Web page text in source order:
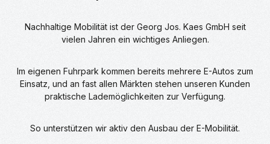
Nachhaltige Mobilität ist der Georg Jos. Kaes GmbH seit
vielen Jahren ein wichtiges Anliegen.
Im eigenen Fuhrpark kommen bereits mehrere E-Autos zum
Einsatz, und an fast allen Märkten stehen unseren Kunden
praktische Lademöglichkeiten zur Verfügung.
So unterstützen wir aktiv den Ausbau der E-Mobilität.